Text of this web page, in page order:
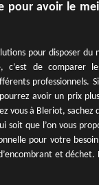
pour avoir le
pour disposer
c’est de comparer
professionnels.
avoir un prix
vous à Bleriot, sachez
soit que l’on vous
pour votre
et déchet.